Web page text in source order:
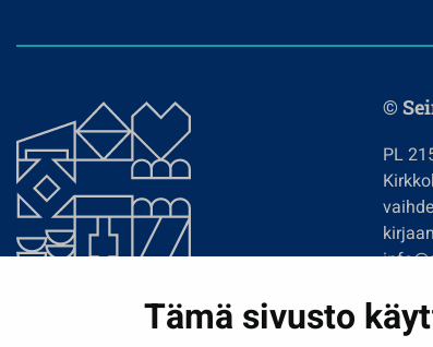
Tämä sivusto
©
PL
Tilaa